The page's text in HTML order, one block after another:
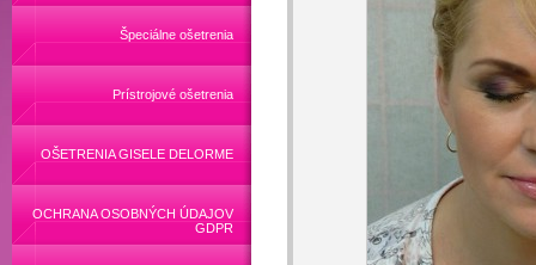
Špeciálne ošetrenia
Prístrojové ošetrenia
OŠETRENIA GISELE DELORME
OCHRANA OSOBNÝCH ÚDAJOV
GDPR